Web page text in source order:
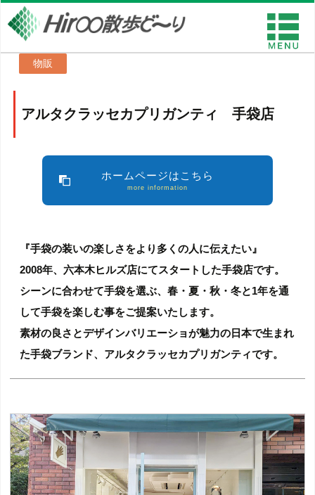
物販
アルタクラッセカプリガンティ 手袋店
ホームページはこちら
more information
『手袋の装いの楽しさをより多くの人に伝えたい』
2008年、六本木ヒルズ店にてスタートした手袋店です。
シーンに合わせて手袋を選ぶ、春・夏・秋・冬と1年を通
して手袋を楽しむ事をご提案いたします。
素材の良さとデザインバリエーショが魅力の日本で生まれ
た手袋ブランド、アルタクラッセカプリガンティです。